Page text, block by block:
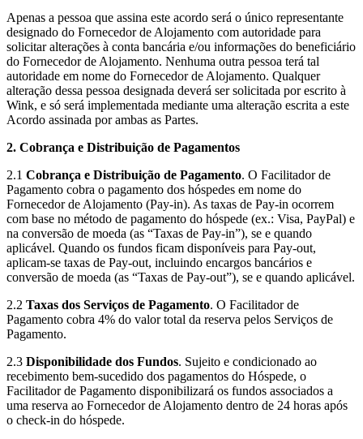
Apenas a pessoa que assina este acordo será o único representante
designado do Fornecedor de Alojamento com autoridade para
solicitar alterações à conta bancária e/ou informações do beneficiário
do Fornecedor de Alojamento. Nenhuma outra pessoa terá tal
autoridade em nome do Fornecedor de Alojamento. Qualquer
alteração dessa pessoa designada deverá ser solicitada por escrito à
Wink, e só será implementada mediante uma alteração escrita a este
Acordo assinada por ambas as Partes.
2. Cobrança e Distribuição de Pagamentos
2.1 Cobrança e Distribuição de Pagamento. O Facilitador de
Pagamento cobra o pagamento dos hóspedes em nome do
Fornecedor de Alojamento (Pay-in). As taxas de Pay-in ocorrem
com base no método de pagamento do hóspede (ex.: Visa, PayPal) e
na conversão de moeda (as “Taxas de Pay-in”), se e quando
aplicável. Quando os fundos ficam disponíveis para Pay-out,
aplicam-se taxas de Pay-out, incluindo encargos bancários e
conversão de moeda (as “Taxas de Pay-out”), se e quando aplicável.
2.2 Taxas dos Serviços de Pagamento. O Facilitador de
Pagamento cobra 4% do valor total da reserva pelos Serviços de
Pagamento.
2.3 Disponibilidade dos Fundos. Sujeito e condicionado ao
recebimento bem-sucedido dos pagamentos do Hóspede, o
Facilitador de Pagamento disponibilizará os fundos associados a
uma reserva ao Fornecedor de Alojamento dentro de 24 horas após
o check-in do hóspede.